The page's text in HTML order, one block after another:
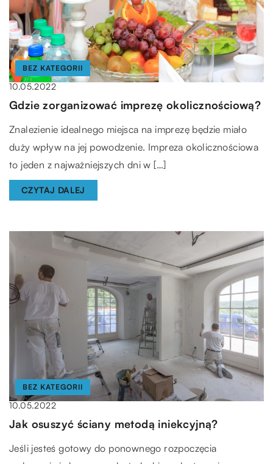
BEZ KATEGORII
10.05.2022
Gdzie zorganizować imprezę okolicznościową?
Znalezienie idealnego miejsca na imprezę będzie miało
duży wpływ na jej powodzenie. Impreza okolicznościowa
to jeden z najważniejszych dni w […]
CZYTAJ DALEJ
BEZ KATEGORII
10.05.2022
Jak osuszyć ściany metodą iniekcyjną?
Jeśli jesteś gotowy do ponownego rozpoczęcia